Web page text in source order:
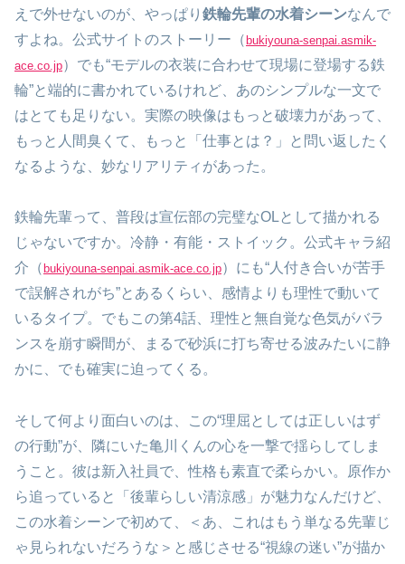
えで外せないのが、やっぱり 鉄輪先輩の水着シーンなんで
すよね。公式サイトのストーリー（bukiyouna-senpai.asmik-
ace.co.jp）でも“モデルの衣装に合わせて現場に登場する鉄
輪”と端的に書かれているけれど、あのシンプルな一文で
はとても足りない。実際の映像はもっと破壊力があって、
もっと人間臭くて、もっと「仕事とは？」と問い返したく
なるような、妙なリアリティがあった。
鉄輪先輩って、普段は宣伝部の完璧なOLとして描かれる
じゃないですか。冷静・有能・ストイック。公式キャラ紹
介（ bukiyouna-senpai.asmik-ace.co.jp）にも“人付き合いが苦手
で誤解されがち”とあるくらい、感情よりも理性で動いて
いるタイプ。でもこの第4話、理性と無自覚な色気がバラ
ンスを崩す瞬間が、まるで砂浜に打ち寄せる波みたいに静
かに、でも確実に迫ってくる。
そして何より面白いのは、この“理屈としては正しいはず
の行動”が、隣にいた亀川くんの心を一撃で揺らしてしま
うこと。彼は新入社員で、性格も素直で柔らかい。原作か
ら追っていると「後輩らしい清涼感」が魅力なんだけど、
この水着シーンで初めて、＜あ、これはもう単なる先輩じ
ゃ見られないだろうな＞と感じさせる“視線の迷い”が描か